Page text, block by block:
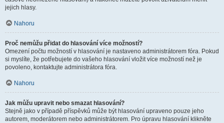
jejich hlasy.
Nahoru
Proč nemůžu přidat do hlasování více možností?
Omezení počtu možností v hlasování je nastaveno administrátorem fóra. Pokud
si myslíte, že potřebujete do vašeho hlasování vložit více možností než je
povoleno, kontaktujte administrátora fóra.
Nahoru
Jak můžu upravit nebo smazat hlasování?
Stejně jako v případě příspěvků může být hlasování upraveno pouze jeho
autorem, moderátorem nebo administrátorem. Pro úpravu hlasování klikněte